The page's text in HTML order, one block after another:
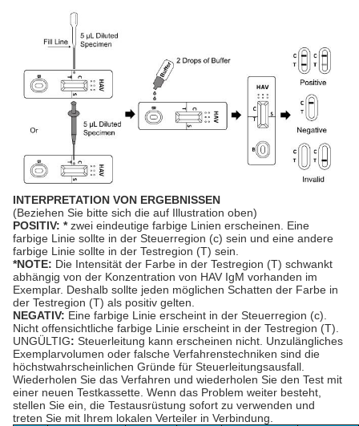
INTERPRETATION VON ERGEBNISSEN
(Beziehen Sie bitte sich die auf Illustration oben)
POSITIV: *zwei eindeutige farbige Linien erscheinen. Eine
farbige Linie sollte in der Steuerregion (c) sein und eine andere
farbige Linie sollte in der Testregion (T) sein.
*NOTE: Die Intensität der Farbe in der Testregion (T) schwankt
abhängig von der Konzentration von HAV IgM vorhanden im
Exemplar. Deshalb sollte jeden möglichen Schatten der Farbe in
der Testregion (T) als positiv gelten.
NEGATIV: Eine farbige Linie erscheint in der Steuerregion (c).
Nicht offensichtliche farbige Linie erscheint in der Testregion (T).
UNGÜLTIG: Steuerleitung kann erscheinen nicht. Unzulängliches
Exemplarvolumen oder falsche Verfahrenstechniken sind die
höchstwahrscheinlichen Gründe für Steuerleitungsausfall.
Wiederholen Sie das Verfahren und wiederholen Sie den Test mit
einer neuen Testkassette. Wenn das Problem weiter besteht,
stellen Sie ein, die Testausrüstung sofort zu verwenden und
treten Sie mit Ihrem lokalen Verteiler in Verbindung.